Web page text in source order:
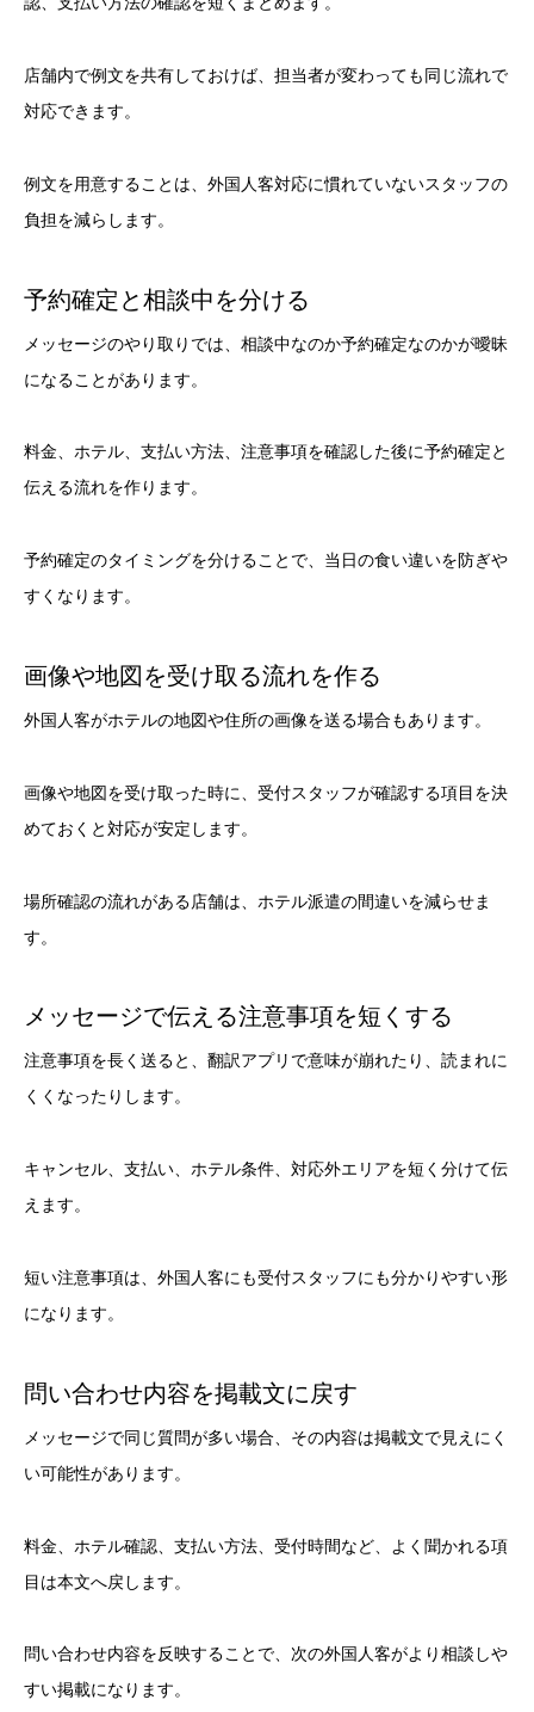
店舗内で例文を共有しておけば、担当者が変わっても同じ流れで
対応できます。
例文を用意することは、外国人客対応に慣れていないスタッフの
負担を減らします。
予約確定と相談中を分ける
メッセージのやり取りでは、相談中なのか予約確定なのかが曖昧
になることがあります。
料金、ホテル、支払い方法、注意事項を確認した後に予約確定と
伝える流れを作ります。
予約確定のタイミングを分けることで、当日の食い違いを防ぎや
すくなります。
画像や地図を受け取る流れを作る
外国人客がホテルの地図や住所の画像を送る場合もあります。
画像や地図を受け取った時に、受付スタッフが確認する項目を決
めておくと対応が安定します。
場所確認の流れがある店舗は、ホテル派遣の間違いを減らせま
す。
メッセージで伝える注意事項を短くする
注意事項を長く送ると、翻訳アプリで意味が崩れたり、読まれに
くくなったりします。
キャンセル、支払い、ホテル条件、対応外エリアを短く分けて伝
えます。
短い注意事項は、外国人客にも受付スタッフにも分かりやすい形
になります。
問い合わせ内容を掲載文に戻す
メッセージで同じ質問が多い場合、その内容は掲載文で見えにく
い可能性があります。
料金、ホテル確認、支払い方法、受付時間など、よく聞かれる項
目は本文へ戻します。
問い合わせ内容を反映することで、次の外国人客がより相談しや
すい掲載になります。